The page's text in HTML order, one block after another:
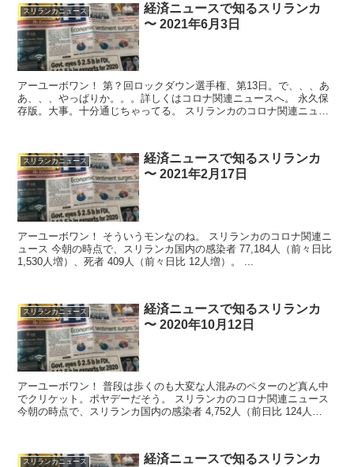
スリランカニュース
経済ニュースで知るスリランカ
〜 2021年6月3日
アーユーボワン！ 第？回ロックダウン選手権、第13日。で、、、あ
あ、、、やっぱりか。。。詳しくはコロナ関連ニュースへ。 永久保
存版。大事。十分通じちゃってる。 スリランカのコロナ関連ニュー
スリランカニュース
経済ニュースで知るスリランカ
〜 2021年2月17日
アーユーボワン！ そういうモンなのね。 スリランカのコロナ関連ニ
ュース 今朝の時点で、スリランカ国内の感染者 77,184人（前々日比
スリランカニュース
経済ニュースで知るスリランカ
〜 2020年10月12日
アーユーボワン！ 普段は歩くのも大変な人混みのペターのど真ん中
でクリケット。ポヤデーだそう。 スリランカのコロナ関連ニュース
今朝の時点で、スリランカ国内の感染者 4,752人（前日比 124人
スリランカニュース
経済ニュースで知るスリランカ